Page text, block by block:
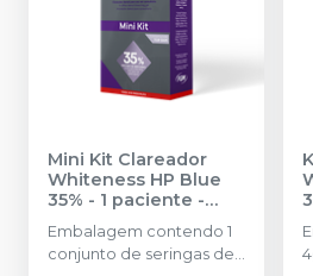
Mini Kit Clareador
Whiteness HP Blue
35% - 1 paciente -
FGM
Embalagem contendo 1
conjunto de seringas de